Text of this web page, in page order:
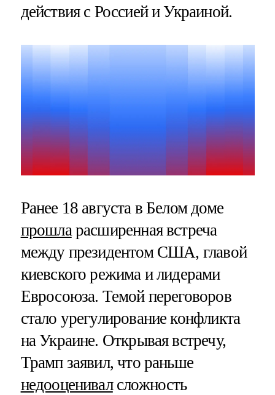
действия с Россией и Украиной.
Ранее 18 августа в Белом доме
прошларасширенная встреча
между президентом США, главой
киевского режима и лидерами
Евросоюза. Темой переговоров
стало урегулирование конфликта
на Украине. Открывая встречу,
Трамп заявил, что раньше
недооценивалсложность